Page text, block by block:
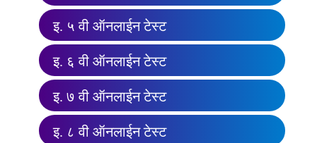
इ. ५ वी ऑनलाईन टेस्ट
इ. ६ वी ऑनलाईन टेस्ट
इ. ७ वी ऑनलाईन टेस्ट
इ. ८ वी ऑनलाईन टेस्ट